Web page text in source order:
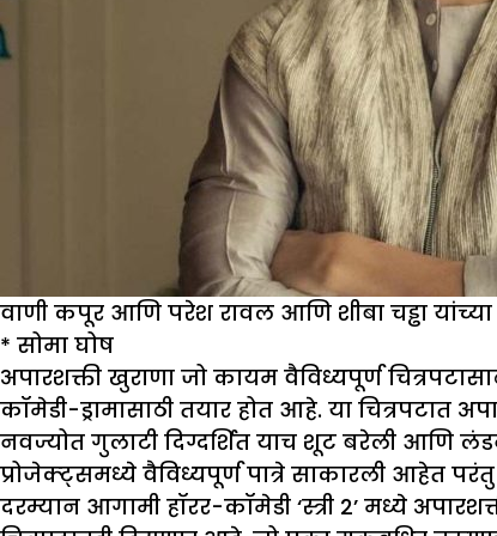
वाणी कपूर आणि परेश रावल आणि शीबा चड्ढा
* सोमा घोष
अपारशक्ती खुराणा जो कायम वैविध्यपूर्ण
कॉमेडी-ड्रामासाठी तयार होत आहे. या चित्रपटात
नवज्योत गुलाटी दिग्दर्शित याच शूट बरेली आणि
प्रोजेक्ट्समध्ये वैविध्यपूर्ण पात्रे साकारली आहेत
दरम्यान आगामी हॉरर-कॉमेडी ‘स्त्री 2’ मध्ये